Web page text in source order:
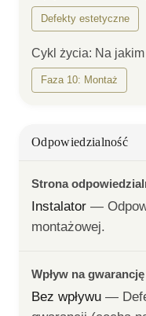
Defekty estetyczne
Cykl życia: Na
Faza 10: Montaż
Odpowiedzialność
Strona
Instalator —
montażowej.
Wpływ na gwarancję
Bez wpływu —